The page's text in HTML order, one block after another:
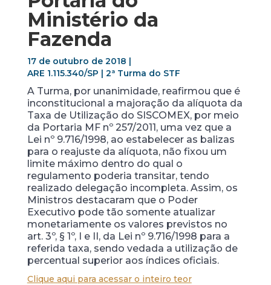
Ministério da
Fazenda
17 de outubro de 2018 |
ARE 1.115.340/SP | 2ª Turma do STF
A Turma, por unanimidade, reafirmou que é
inconstitucional a majoração da alíquota da
Taxa de Utilização do SISCOMEX, por meio
da Portaria MF nº 257/2011, uma vez que a
Lei nº 9.716/1998, ao estabelecer as balizas
para o reajuste da alíquota, não fixou um
limite máximo dentro do qual o
regulamento poderia transitar, tendo
realizado delegação incompleta. Assim, os
Ministros destacaram que o Poder
Executivo pode tão somente atualizar
monetariamente os valores previstos no
art. 3º, § 1º, I e II, da Lei nº 9.716/1998 para a
referida taxa, sendo vedada a utilização de
percentual superior aos índices oficiais.
Clique aqui para acessar o inteiro teor